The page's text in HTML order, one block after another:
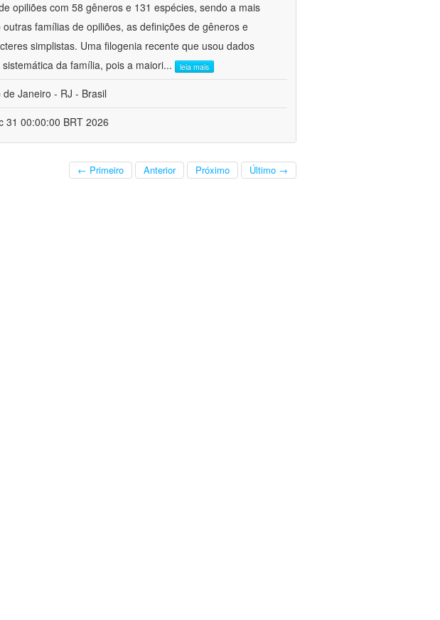
opiliões com 58 gêneros e 131 espécies, sendo a mais
famílias de opiliões, as definições de gêneros e
simplistas. Uma filogenia recente que usou dados
da família, pois a maiori... leia mais
Janeiro - RJ - Brasil
31 00:00:00 BRT 2026
← Primeiro Anterior Próximo Último →